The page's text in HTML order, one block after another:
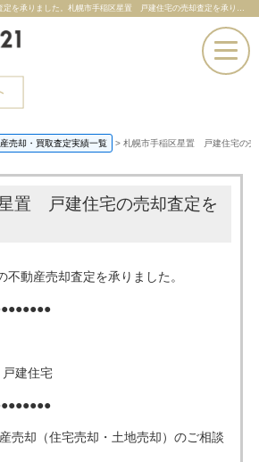
札幌市手稲区星置 戸建住宅の売却査定を承りました。札幌市手稲区星置 戸建住宅の売却査定を承りました。 |札幌市の不動産売却ならセンチュリー21アルガホーム
売った後も
売却・買取査定実績一覧 > 札幌市手稲区星置 戸建住宅の売
置 戸建住宅の売却査定を
動産売却査定を承りました。
建住宅
売却（住宅売却・土地売却）のご相談